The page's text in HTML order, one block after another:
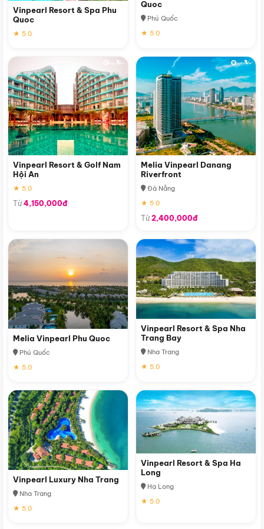
Vinpearl Resort & Spa Phu
Quoc
★ 5.0
Quoc
Phú Quốc
★ 5.0
Vinpearl Resort & Golf Nam
Hội An
★ 5.0
Từ4,150,000đ
Melia Vinpearl Danang
Riverfront
Đà Nẵng
★ 5.0
Từ2,400,000đ
Melia Vinpearl Phu Quoc
Phú Quốc
★ 5.0
Vinpearl Resort & Spa Nha
Trang Bay
Nha Trang
★ 5.0
Vinpearl Luxury Nha Trang
Nha Trang
★ 5.0
Vinpearl Resort & Spa Ha
Long
Hạ Long
★ 5.0